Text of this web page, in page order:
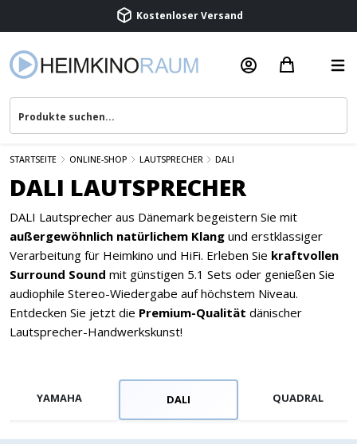
STARTSEITE ONLINE-SHOP LAUTSPRECHER DALI
DALI LAUTSPRECHER
DALI Lautsprecher aus Dänemark begeistern Sie mit
außergewöhnlich natürlichem Klang und erstklassiger
Verarbeitung für Heimkino und HiFi. Erleben Sie kraftvollen
Surround Sound mit günstigen 5.1 Sets oder genießen Sie
audiophile Stereo-Wiedergabe auf höchstem Niveau.
Entdecken Sie jetzt die Premium-Qualität dänischer
Lautsprecher-Handwerkskunst!
YAMAHA DALI QUADRAL